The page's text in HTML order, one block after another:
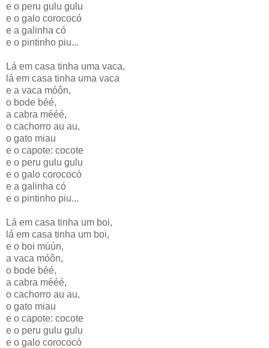
e o peru gulu gulu
e o galo corococó
e a galinha có
e o pintinho piu...
Lá em casa tinha uma vaca,
lá em casa tinha uma vaca
e a vaca móôn,
o bode béé,
a cabra mééé,
o cachorro au au,
o gato miau
e o capote: cocote
e o peru gulu gulu
e o galo corococó
e a galinha có
e o pintinho piu...
Lá em casa tinha um boi,
lá em casa tinha um boi,
e o boi múún,
a vaca móôn,
o bode béé,
a cabra mééé,
o cachorro au au,
o gato miau
e o capote: cocote
e o peru gulu gulu
e o galo corococó